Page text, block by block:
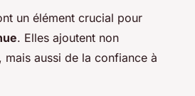
un élément crucial pour
. Elles ajoutent non
mais aussi de la confiance à